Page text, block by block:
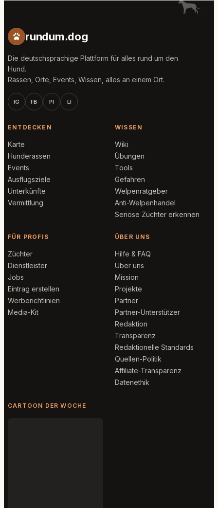
rundum.dog
Die deutschsprachige Plattform für alles rund um den
Hund.
Rassen, Orte, Events, Wissen, alles an einem Ort.
IG FB PI LI
ENTDECKEN
Karte
Hunderassen
Events
Ausflugsziele
Unterkünfte
Vermittlung
WISSEN
Wiki
Übungen
Tools
Gefahren
Welpenratgeber
Anti-Welpenhandel
Seriöse Züchter erkennen
FÜR PROFIS
Züchter
Dienstleister
Jobs
Eintrag erstellen
Werberichtlinien
Media-Kit
ÜBER UNS
Hilfe & FAQ
Über uns
Mission
Projekte
Partner
Partner-Unterstützer
Redaktion
Transparenz
Redaktionelle Standards
Quellen-Politik
Affiliate-Transparenz
Datenethik
CARTOON DER WOCHE